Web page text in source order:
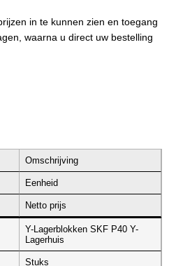
in te kunnen zien en toegang
waarna u direct uw bestelling
Omschrijving
Eenheid
Netto prijs
Y-Lagerblokken SKF P40 Y-
Lagerhuis
Stuks